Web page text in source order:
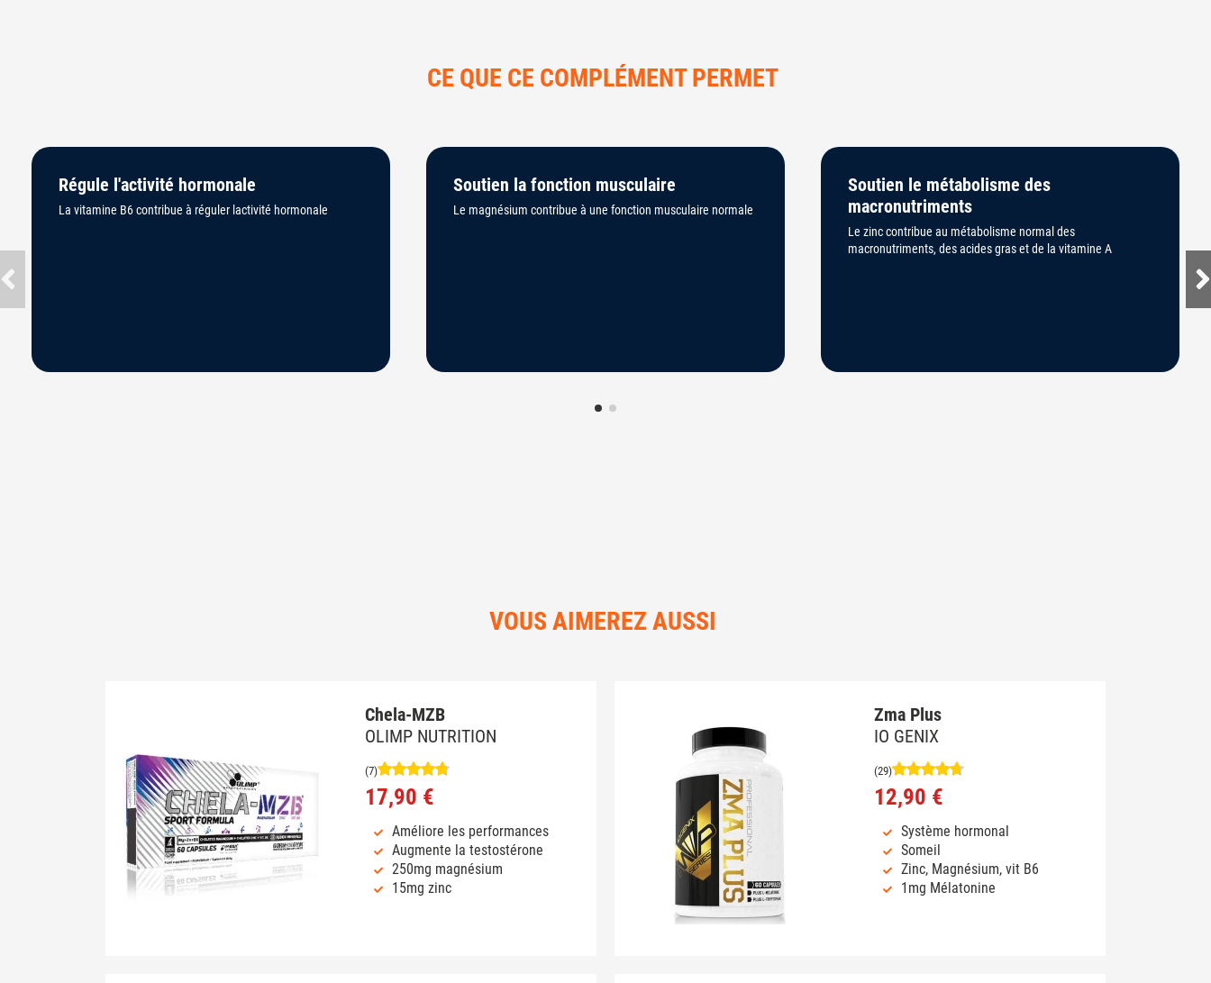
CE QUE CE COMPLÉMENT PERMET
Régule l'activité hormonale
La vitamine B6 contribue à réguler lactivité hormonale
Soutien la fonction musculaire
Le magnésium contribue à une fonction musculaire normale
Soutien le métabolisme des
macronutriments
Le zinc contribue au métabolisme normal des
macronutriments, des acides gras et de la vitamine A
VOUS AIMEREZ AUSSI
Chela-MZB
OLIMP NUTRITION
(7)
17,90 €
Améliore les performances
Augmente la testostérone
250mg magnésium
15mg zinc
Zma Plus
IO GENIX
(29)
12,90 €
Système hormonal
Someil
Zinc, Magnésium, vit B6
1mg Mélatonine